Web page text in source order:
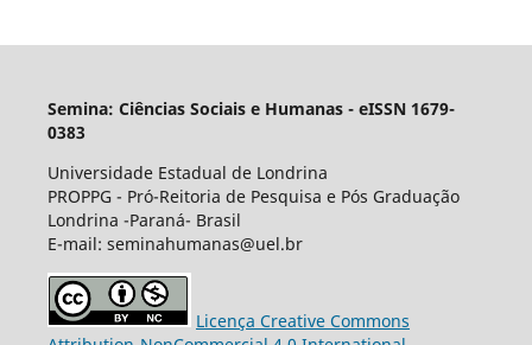
Semina: Ciências Sociais e Humanas - eISSN 1679-
0383
Universidade Estadual de Londrina
PROPPG - Pró-Reitoria de Pesquisa e Pós Graduação
Londrina -Paraná- Brasil
E-mail: seminahumanas@uel.br
Licença Creative Commons